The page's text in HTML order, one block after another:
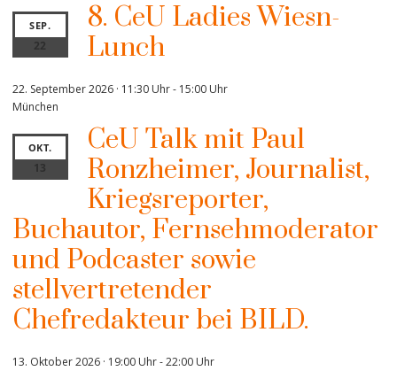
SEP.
22
8. CeU Ladies Wiesn-
Lunch
22. September 2026 · 11:30 Uhr- 15:00 Uhr
München
OKT.
13
CeU Talk mit Paul
Ronzheimer, Journalist,
Kriegsreporter,
Buchautor, Fernsehmoderator
und Podcaster sowie
stellvertretender
Chefredakteur bei BILD.
13. Oktober 2026 · 19:00 Uhr-22:00 Uhr